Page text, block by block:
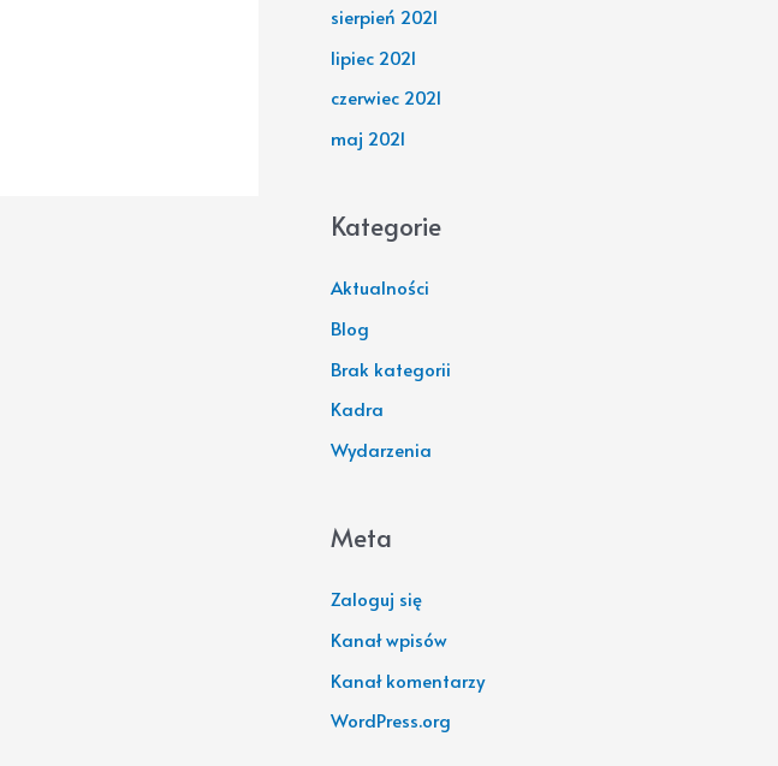
sierpień 2021
lipiec 2021
czerwiec 2021
maj 2021
Kategorie
Aktualności
Blog
Brak kategorii
Kadra
Wydarzenia
Meta
Zaloguj się
Kanał wpisów
Kanał komentarzy
WordPress.org